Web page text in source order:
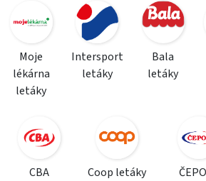
Moje
lékárna
letáky
Intersport
letáky
Bala
letáky
CBA
Coop letáky